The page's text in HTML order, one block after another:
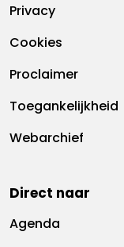
Footermenu
Privacy
Cookies
Proclaimer
Toegankelijkheid
Webarchief
Direct naar
Agenda